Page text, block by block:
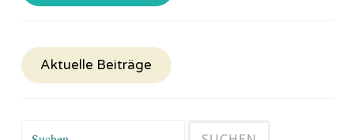
Aktuelle Beiträge
Suchen